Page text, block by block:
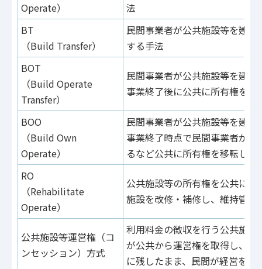
Operate）
法
BT
（Build Transfer）
民間事業者が公共施設等を建
する手法
BOT
（Build Operate
Transfer）
民間事業者が公共施設等を建
事業終了後に公共に所有権を移
BOO
（Build Own
Operate）
民間事業者が公共施設等を建
事業終了時点で民間事業者が
るなど公共に所有権を移転しな
RO
（Rehabilitate
Operate）
公共施設等の所有権を公共に
施設を改修・補修し、維持管理
公共施設等運営権（コ
ンセッション）方式
利用料金の徴収を行う公共施設
が公共から運営権を取得し、
に残したまま、民間が経営を行